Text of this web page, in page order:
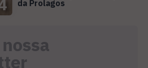
da Prolagos